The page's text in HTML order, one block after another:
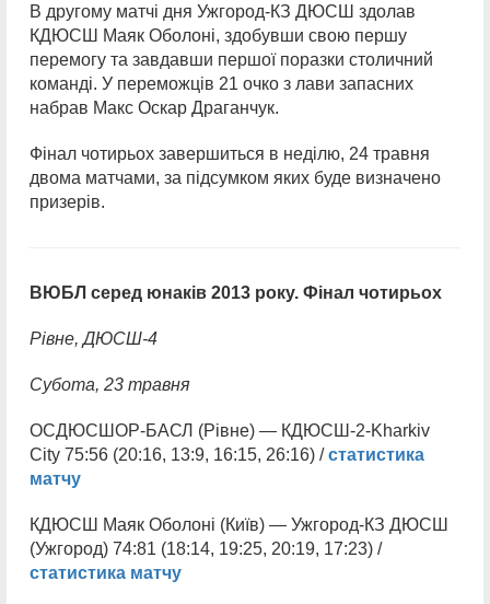
В другому матчі дня Ужгород-КЗ ДЮСШ здолав
КДЮСШ Маяк Оболоні, здобувши свою першу
перемогу та завдавши першої поразки столичний
команді. У переможців 21 очко з лави запасних
набрав Макс Оскар Драганчук.
Фінал чотирьох завершиться в неділю, 24 травня
двома матчами, за підсумком яких буде визначено
призерів.
ВЮБЛ серед юнаків 2013 року. Фінал чотирьох
Рівне, ДЮСШ-4
Субота, 23 травня
ОСДЮСШОР-БАСЛ (Рівне) — КДЮСШ-2-Kharkiv
City 75:56 (20:16, 13:9, 16:15, 26:16) /статистика
матчу
КДЮСШ Маяк Оболоні (Київ) — Ужгород-КЗ ДЮСШ
(Ужгород) 74:81 (18:14, 19:25, 20:19, 17:23) /
статистика матчу